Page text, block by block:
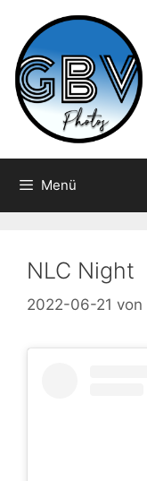
Inhalt
springen
Menü
NLC Night
2022-06-21 von